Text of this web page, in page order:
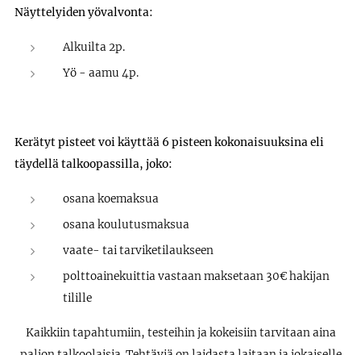
Näyttelyiden yövalvonta:
Alkuilta 2p.
Yö - aamu 4p.
Kerätyt pisteet voi käyttää 6 pisteen kokonaisuuksina eli
täydellä talkoopassilla, joko:
osana koemaksua
osana koulutusmaksua
vaate- tai tarviketilaukseen
polttoainekuittia vastaan maksetaan 30€ hakijan
tilille
Kaikkiin tapahtumiin, testeihin ja kokeisiin tarvitaan aina